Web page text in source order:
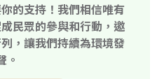
的支持！我們相信唯有
民眾的參與和行動，邀
，讓我們持續為環境發
。